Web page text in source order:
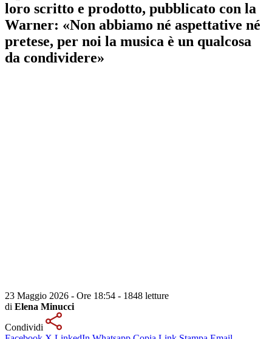
loro scritto e prodotto, pubblicato con la
Warner: «Non abbiamo né aspettative né
pretese, per noi la musica è un qualcosa
da condividere»
23 Maggio 2026 - Ore 18:54 - 1848 letture
di Elena Minucci
Condividi